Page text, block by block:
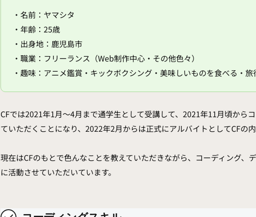
・名前：ヤマシタ
・年齢：25歳
・出身地：鹿児島市
・職業：フリーランス（Web制作中心・その他色々）
・趣味：アニメ鑑賞・キックボクシング・美味しいものを食べる・旅
CFでは2021年1月〜4月まで通学生として受講して、2021年11月頃から
ていただくことになり、2022年2月からは正式にアルバイトとしてCFの
現在はCFのもとで色んなことを教えていただきながら、コーディング、
に活動させていただいています。